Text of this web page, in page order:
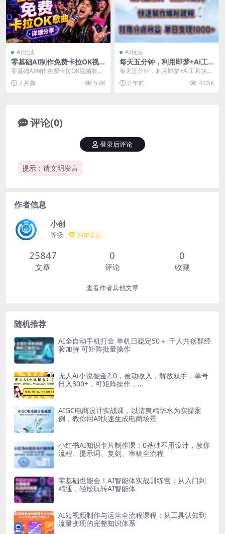
AI玩法
零基础AI制作免费卡拉OK视
频教程，从歌曲生成、音轨分
把手教学
零基础AI制作免费卡拉OK视频教
程，从歌曲生成、音轨分离到字幕
制作、视频导出，手...
2 月前 5.9K
AI玩法
每天五分钟，利用即梦+Ai工
具快速制作萌宠爆粉视频，狂
每天五分钟，利用即梦+Ai工具快速
制作萌宠爆粉视频，狂撸视频号分
成收益【揭秘】 ...
2 年前 42.5K
评论(0)
提示：请文明发言
登录后评论
作者信息
小创
等级 SVIP会员
25847
文章
0
评论
0
收藏
查看作者其他文章
随机推荐
AI全自动手机打金 单机日稳定50＋ 千人共创群经
验加持 可矩阵批量操作
无人Ai小说掘金2.0，被动收入，解放双手，单号
日入300+，可矩阵操作，…
AIGC电商设计实战课，以清爽精华水为实操案
例，教你用AI快速生成电商场景
小红书AI知识卡片制作课：0基础不用设计，教你
流程、提示词、复刻、审稿全流程
零基础也能会！AI智能体实战训练营：从入门到
精通，轻松玩转AI智能体
AI短视频制作与运营全流程课程：从工具认知到
流量变现的完整知识体系